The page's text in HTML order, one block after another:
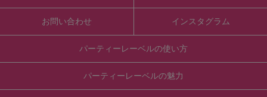
お問い合わせ インスタグラム
パーティーレーベルの使い方
パーティーレーベルの魅力